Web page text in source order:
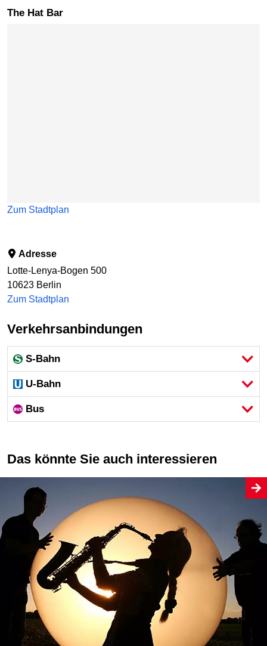
The Hat Bar
Zum Stadtplan
Adresse
Lotte-Lenya-Bogen 500
10623 Berlin
Zum Stadtplan
Verkehrsanbindungen
S-Bahn
U-Bahn
Bus
Das könnte Sie auch interessieren